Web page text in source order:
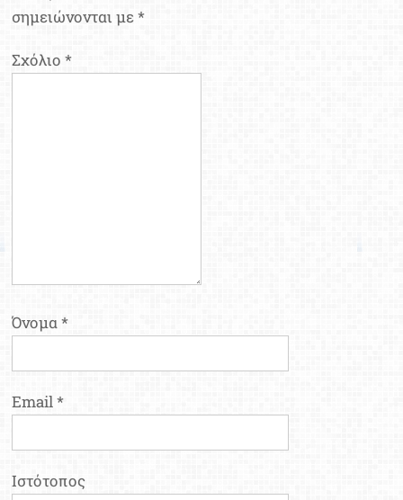
σημειώνονται με*
Σχόλιο*
Όνομα*
Email*
Ιστότοπος